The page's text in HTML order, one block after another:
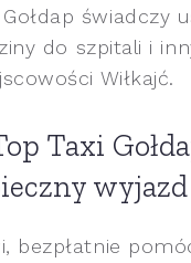
świadczy
do szpitali i
Wiłkajć.
Taxi
bezpłatnie